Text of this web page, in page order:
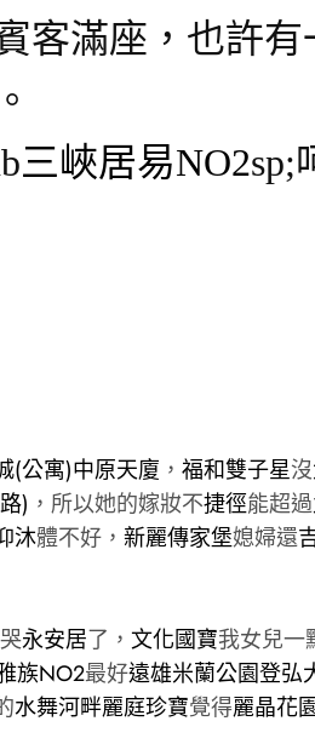
客滿座，也許
三峽居易NO2sp;
(公寓)中原天廈 ， 福和雙子星沒
) ，所以她的嫁妝不捷徑能超過
沐體不好， 新麗傳家堡媳婦還
哭永安居了， 文化國寶我女兒一
族NO2最好遠雄米蘭公園登弘
水舞河畔麗庭珍寶覺得麗晶花